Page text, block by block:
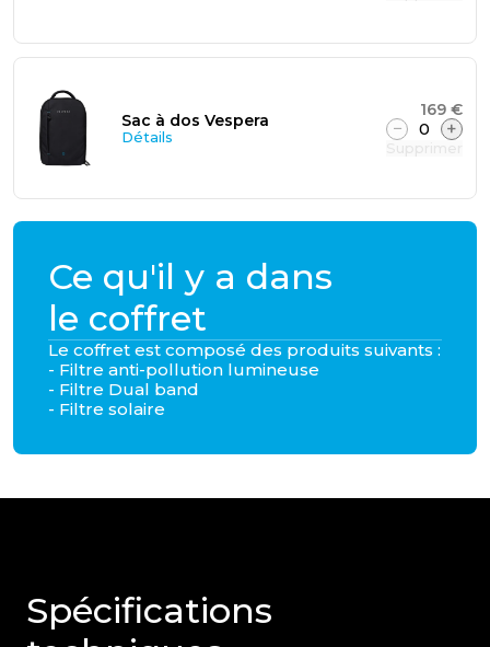
Sac à dos Vespera
Détails
169 €
− 0 +
Ce qu'il y a dans
le coffret
Le coffret est composé des produits suivants :
- Filtre anti-pollution lumineuse
- Filtre Dual band
- Filtre solaire
Spécifications